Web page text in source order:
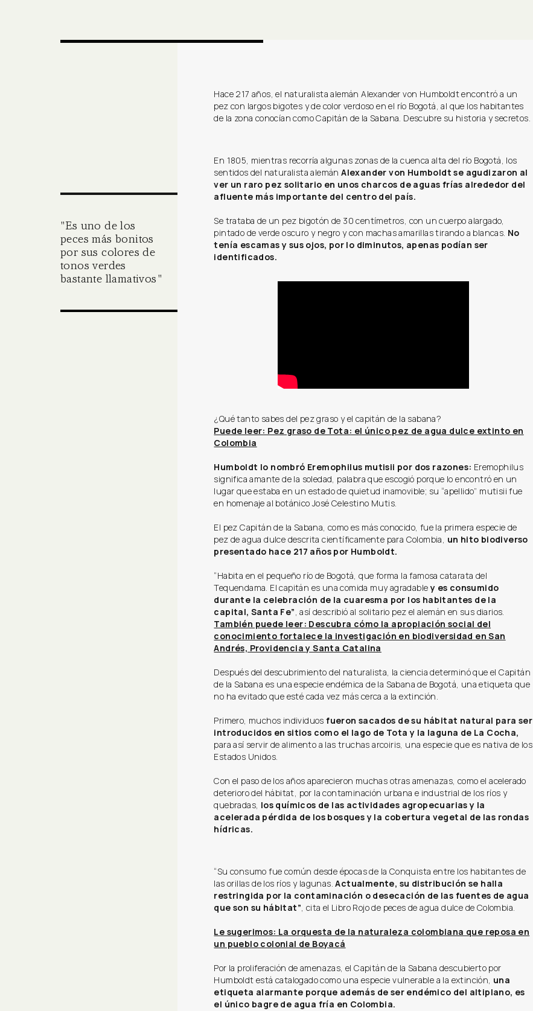
Hace 217 años, el naturalista alemán Alexander von Humboldt encontró a un
pez con largos bigotes y de color verdoso en el río Bogotá, al que los habitantes
de la zona conocían como Capitán de la Sabana. Descubre su historia y secretos.
En 1805, mientras recorría algunas zonas de la cuenca alta del río Bogotá, los
sentidos del naturalista alemánAlexander von Humboldt se agudizaron al
ver un raro pez solitario en unos charcos de aguas frías alrededor del
afluente más importante del centro del país.
Se trataba de un pez bigotón de 30 centímetros, con un cuerpo alargado,
pintado de verde oscuro y negro y con machas amarillas tirando a blancas. No
tenía escamas y sus ojos, por lo diminutos, apenas podían ser
identificados.
¿Qué tanto sabes del pez graso y el capitán de la sabana?
Puede leer: Pez graso de Tota: el único pez de agua dulce extinto en
Colombia
Humboldt lo nombró Eremophilus mutisii por dos razones: Eremophilus
significa amante de la soledad, palabra que escogió porque lo encontró en un
lugar que estaba en un estado de quietud inamovible; su “apellido” mutisii fue
en homenaje al botánico José Celestino Mutis.
El pez Capitán de la Sabana, como es más conocido, fue la primera especie de
pez de agua dulce descrita científicamente para Colombia, un hito biodiverso
presentado hace 217 años por Humboldt.
“Habita en el pequeño río de Bogotá, que forma la famosa catarata del
Tequendama. El capitán es una comida muy agradable y es consumido
durante la celebración de la cuaresma por los habitantes de la
capital, Santa Fe”, así describió al solitario pez el alemán en sus diarios.
También puede leer: Descubra cómo la apropiación social del
conocimiento fortalece la investigación en biodiversidad en San
Andrés, Providencia y Santa Catalina
Después del descubrimiento del naturalista, la ciencia determinó que el Capitán
de la Sabana es una especie endémica de la Sabana de Bogotá, una etiqueta que
no ha evitado que esté cada vez más cerca a la extinción.
Primero, muchos individuosfueron sacados de su hábitat natural para ser
introducidos en sitios como el lago de Tota y la laguna de La Cocha,
para así servir de alimento a las truchas arcoiris, una especie que es nativa de los
Estados Unidos.
Con el paso de los años aparecieron muchas otras amenazas, como el acelerado
deterioro del hábitat, por la contaminación urbana e industrial de los ríos y
quebradas, los químicos de las actividades agropecuarias y la
acelerada pérdida de los bosques y la cobertura vegetal de las rondas
hídricas.
“Su consumo fue común desde épocas de la Conquista entre los habitantes de
las orillas de los ríos y lagunas.Actualmente, su distribución se halla
restringida por la contaminación o desecación de las fuentes de agua
que son su hábitat”, cita el Libro Rojo de peces de agua dulce de Colombia.
Le sugerimos: La orquesta de la naturaleza colombiana que reposa en
un pueblo colonial de Boyacá
Por la proliferación de amenazas, el Capitán de la Sabana descubierto por
Humboldt está catalogado como una especie vulnerable a la extinción, una
etiqueta alarmante porque además de ser endémico del altiplano, es
el único bagre de agua fría en Colombia.
"Es uno de los
peces más bonitos
por sus colores de
tonos verdes
bastante llamativos"